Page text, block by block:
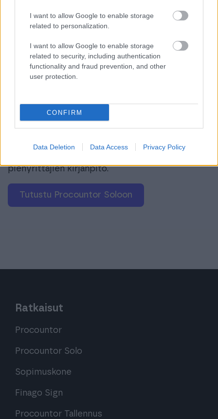
I want to allow Google to enable storage
related to personalization.
I want to allow Google to enable storage
related to security, including authentication
functionality and fraud prevention, and other
user protection.
CONFIRM
Data Deletion Data Access Privacy Policy
Tutustu Procountor
Soloon
Procountor Solo on ohjelma, jota pienyrittäjät
pienyrittäjien kirjanpito.
Tutustu Procountor Soloon
Ratkaisut
Procountor
Procountor Solo
Sopimuskone
Finago Sign
Procountor Tallennus